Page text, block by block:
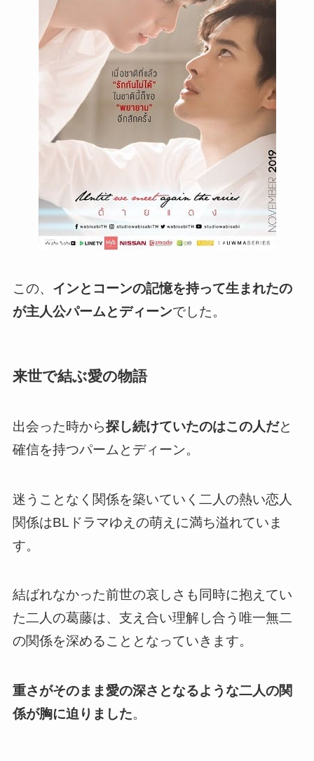
この、 インとコーンの記憶を持って生まれたの
が主人公パームとディーンでした。
来世で結ぶ愛の物語
出会った時から探し続けていたのはこの人だと
確信を持つパームとディーン。
迷うことなく関係を築いていく二人の熱い恋人
関係はBLドラマゆえの萌えに満ち溢れていま
す。
結ばれなかった前世の哀しさも同時に抱えてい
た二人の葛藤は、支え合い理解し合う唯一無二
の関係を深めることとなっていきます。
重さがそのまま愛の深さとなるような二人の関
係が胸に迫りました。